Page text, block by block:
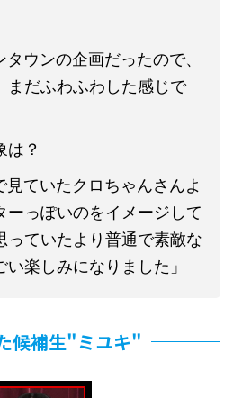
ウンの企画だったので、
まだふわふわした感じで
は？
ていたクロちゃんさんよ
ーっぽいのをイメージして
っていたより普通で素敵な
楽しみになりました」
候補生"ミユキ"